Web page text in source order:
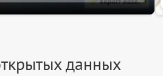
данных